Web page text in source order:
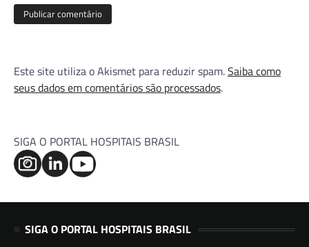
Este site utiliza o Akismet para reduzir spam.Saiba como
seus dados em comentários são processados.
SIGA O PORTAL HOSPITAIS BRASIL
SIGA O PORTAL HOSPITAIS BRASIL